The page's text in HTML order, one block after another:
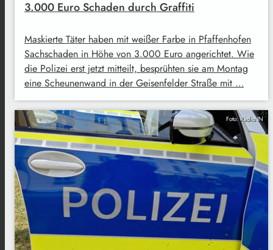
3.000 Euro Schaden durch Graffiti
Maskierte Täter haben mit weißer Farbe in Pfaffenhofen
Sachschaden in Höhe von 3.000 Euro angerichtet. Wie
die Polizei erst jetzt mitteilt, besprühten sie am Montag
eine Scheunenwand in der Geisenfelder Straße mit …
Foto: Radio IN